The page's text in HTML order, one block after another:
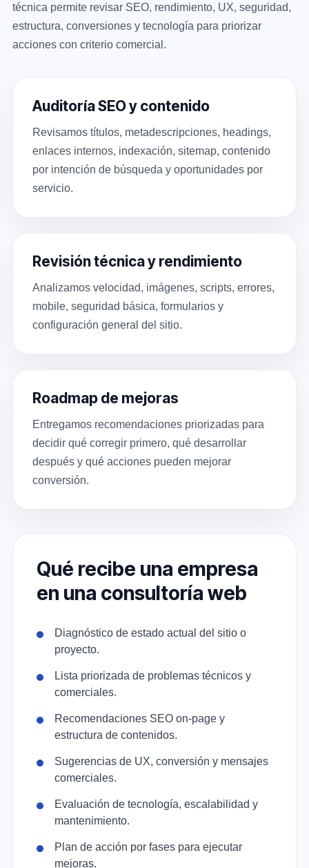
técnica permite revisar SEO, rendimiento, UX, seguridad,
estructura, conversiones y tecnología para priorizar
acciones con criterio comercial.
Auditoría SEO y contenido
Revisamos títulos, metadescripciones, headings,
enlaces internos, indexación, sitemap, contenido
por intención de búsqueda y oportunidades por
servicio.
Revisión técnica y rendimiento
Analizamos velocidad, imágenes, scripts, errores,
mobile, seguridad básica, formularios y
configuración general del sitio.
Roadmap de mejoras
Entregamos recomendaciones priorizadas para
decidir qué corregir primero, qué desarrollar
después y qué acciones pueden mejorar
conversión.
Qué recibe una empresa
en una consultoría web
Diagnóstico de estado actual del sitio o
proyecto.
Lista priorizada de problemas técnicos y
comerciales.
Recomendaciones SEO on-page y
estructura de contenidos.
Sugerencias de UX, conversión y mensajes
comerciales.
Evaluación de tecnología, escalabilidad y
mantenimiento.
Plan de acción por fases para ejecutar
mejoras.